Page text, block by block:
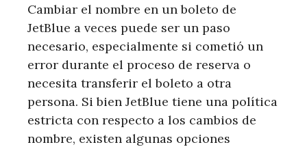
Cambiar el nombre en un boleto de
JetBlue a veces puede ser un paso
necesario, especialmente si cometió un
error durante el proceso de reserva o
necesita transferir el boleto a otra
persona. Si bien JetBlue tiene una política
estricta con respecto a los cambios de
nombre, existen algunas opciones